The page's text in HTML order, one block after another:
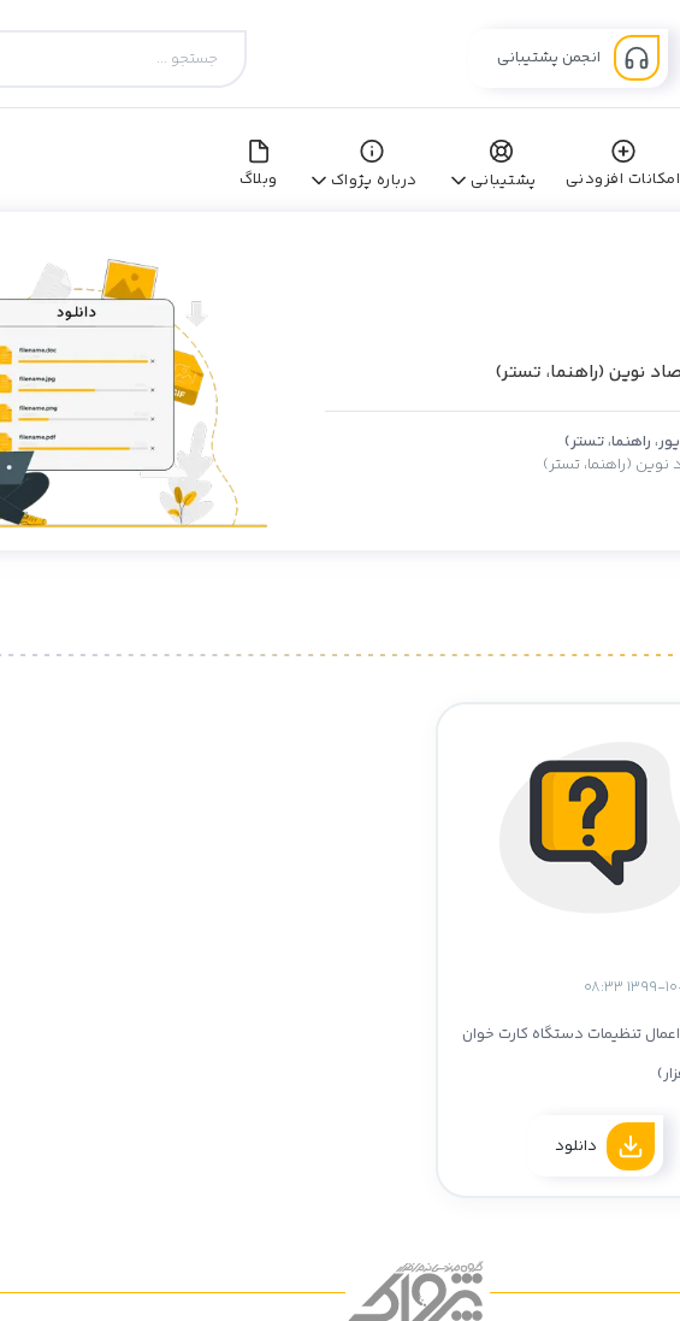
انجمن پشتیبانی
امکانات افزودنی پشتیبانی درباره پژواک وبلاگ
نوین (راهنما، تستر)
راهنما، تستر)
(راهنما، تستر)
تنظیمات دستگاه کارت خوان
دانلود